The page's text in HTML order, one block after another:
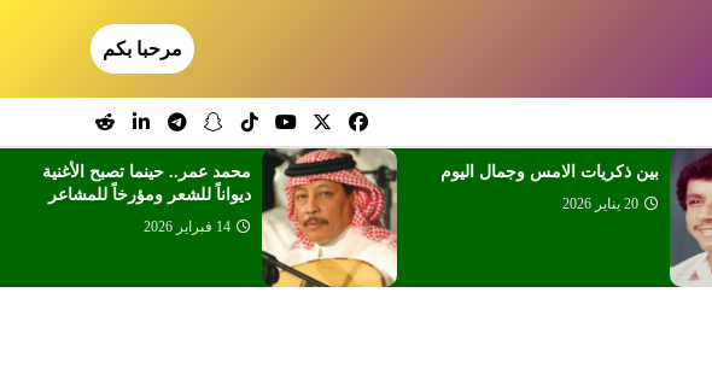
مرحبا بكم
بين ذكريات الامس وجمال اليوم
20 يناير 2026
محمد عمر.. حينما تصبح الأغنية
ديواناً للشعر ومؤرخاً للمشاعر
14 فبراير 2026